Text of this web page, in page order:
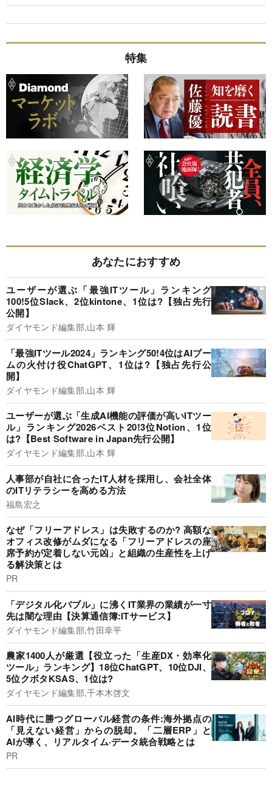
特集
あなたにおすすめ
ユーザーが選ぶ「最強ITツール」ランキング
100!5位Slack、2位kintone、1位は?【独占先行
公開】
ダイヤモンド編集部,山本 輝
「最強ITツール2024」ランキング50!4位はAIブー
ムの火付け役ChatGPT、1位は?【独占先行公
開】
ダイヤモンド編集部,山本 輝
ユーザーが選ぶ「生成AI機能の評価が高いITツー
ル」ランキング2026ベスト20!3位Notion、1位
は?【Best Software in Japan先行公開】
ダイヤモンド編集部,山本 輝
人事部が自社に合ったIT人材を採用し、会社全体
のITリテラシーを高める方法
福島宏之
なぜ「フリーアドレス」は失敗するのか? 高額な
オフィス改修がムダになる「フリーアドレスの座
席予約が定着しない元凶」と組織の生産性を上げ
る解決策とは
PR
「デジタル化バブル」に沸くIT業界の業績が一寸
先は闇な理由【決算通信簿:ITサービス】
ダイヤモンド編集部,竹田幸平
農家1400人が厳選【役立った「生産DX・効率化
ツール」ランキング】18位ChatGPT、10位DJI、
5位クボタKSAS、1位は?
ダイヤモンド編集部,千本木啓文
AI時代に勝つグローバル経営の条件:海外拠点の
「見えない経営」からの脱却。「二層ERP」と
AIが導く、リアルタイム·データ統合戦略とは
PR